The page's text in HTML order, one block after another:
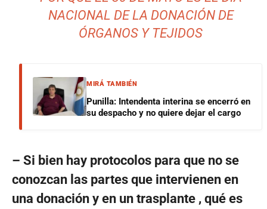
NACIONAL DE LA DONACIÓN DE
ÓRGANOS Y TEJIDOS
MIRÁ TAMBIÉN
Punilla: Intendenta interina se encerró en
su despacho y no quiere dejar el cargo
– Si bien hay protocolos para que no se
conozcan las partes que intervienen en
una donación y en un trasplante , qué es